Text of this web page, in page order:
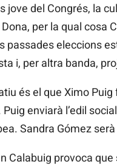
del Congrés, la
per la qual cosa
passades eleccions
i, per altra banda,
és el que Ximo
enviarà l’edil
Sandra Gómez
Calabuig provoca